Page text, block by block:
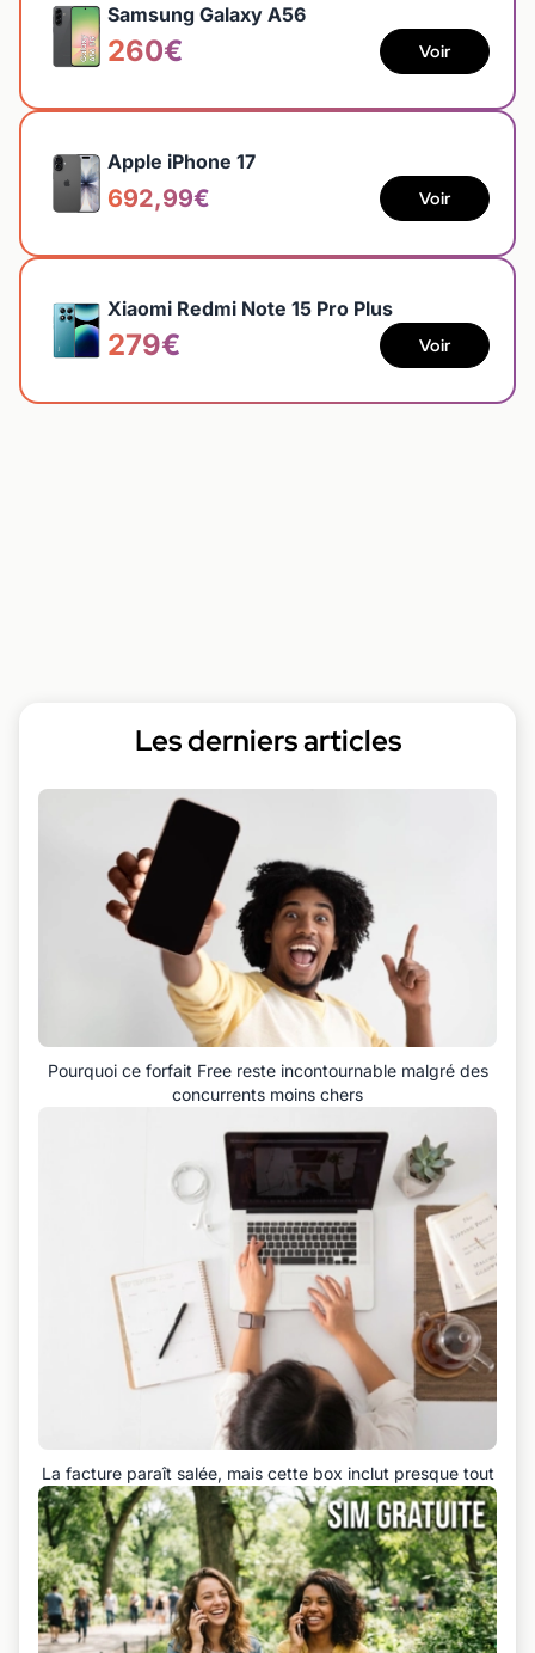
Samsung Galaxy A56
260€ Voir
Apple iPhone 17
692,99€ Voir
Xiaomi Redmi Note 15 Pro Plus
279€ Voir
Les derniers articles
Pourquoi ce forfait Free reste incontournable malgré des
concurrents moins chers
La facture paraît salée, mais cette box inclut presque tout